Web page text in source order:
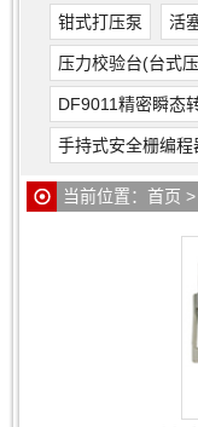
钳式打压泵 活
压力校验台(台式
DF9011精密瞬态
手持式安全栅编程
当前位置： 首页 >